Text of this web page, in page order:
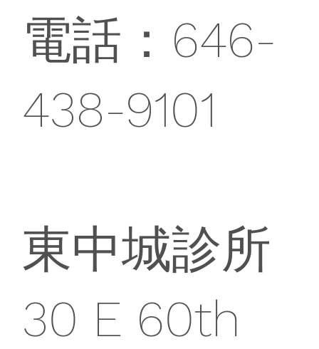
電話：646-
438-9101
東中城診所
30 E 60th